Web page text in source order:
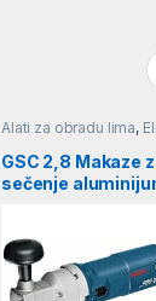
Alati za obradu lima,
GSC 2,8 Makaze
sečenje
0601506108